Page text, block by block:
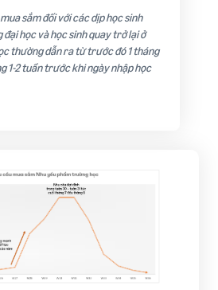
sắm đối với các dịp học sinh
học và học sinh quay trở lại ở
thường dẫn ra từ trước đó 1 tháng
1-2 tuần trước khi ngày nhập học